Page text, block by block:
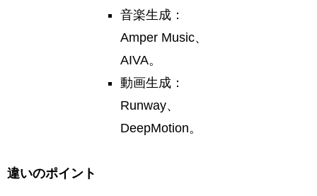
音楽生成：
Amper Music、
AIVA。
動画生成：
Runway、
DeepMotion。
違いのポイント